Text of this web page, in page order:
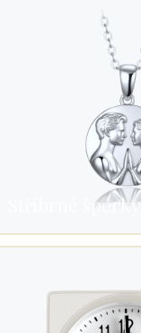
Stříbrné šperky